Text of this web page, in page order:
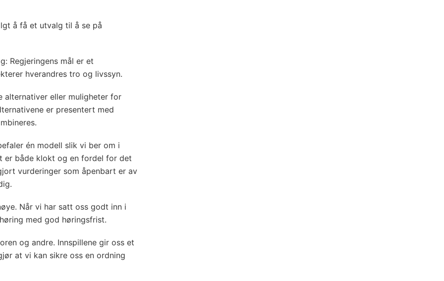
å få et utvalg til å se på
Regjeringens mål er et
hverandres tro og livssyn.
eller muligheter for
er presentert med
én modell slik vi ber om i
er både klokt og en fordel for det
vurderinger som åpenbart er av
Når vi har satt oss godt inn i
med god høringsfrist.
og andre. Innspillene gir oss et
at vi kan sikre oss en ordning